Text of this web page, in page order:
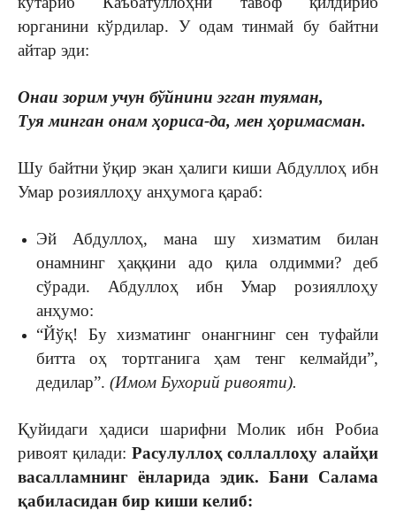
юрганини кўрдилар. У одам тинмай бу байтни
айтар эди:
Онаи зорим учун бўйнини эгган туяман,
Туя минган онам ҳориса-да, мен ҳоримасман.
Шу байтни ўқир экан ҳалиги киши Абдуллоҳ ибн
Умар розияллоҳу анҳумога қараб:
Эй Абдуллоҳ, мана шу хизматим билан
онамнинг ҳаққини адо қила олдимми? деб
сўради. Абдуллоҳ ибн Умар розияллоҳу
анҳумо:
“Йўқ! Бу хизматинг онангнинг сен туфайли
битта оҳ тортганига ҳам тенг келмайди”,
дедилар”. (Имом Бухорий ривояти).
Қуйидаги ҳадиси шарифни Молик ибн Робиа
ривоят қилади: Расулуллоҳ соллаллоҳу алайҳи
васалламнинг ёнларида эдик. Бани Салама
қабиласидан бир киши келиб: